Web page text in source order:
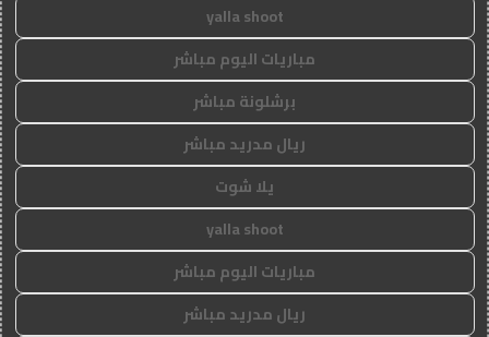
yalla shoot
مباريات اليوم مباشر
برشلونة مباشر
ريال مدريد مباشر
يلا شوت
yalla shoot
مباريات اليوم مباشر
ريال مدريد مباشر